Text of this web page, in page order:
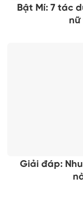
Bật Mí: 7 tác
nữ
Giải đáp: